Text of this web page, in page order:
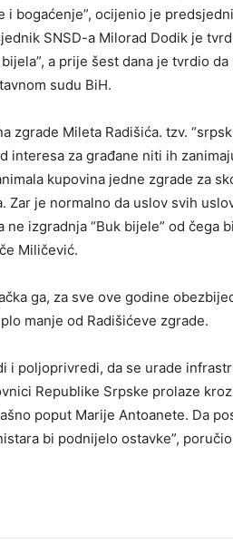
bogaćenje”, ocijenio je
SNSD-a Milorad Dodik je
a prije šest dana je tvrdio
sudu BiH.
zgrade Mileta Radišića. tzv.
za građane niti ih
kupovina jedne zgrade za
Zar je normalno da uslov svih
izgradnja “Buk bijele” od čega
Miličević.
ga, za sve ove godine
manje od Radišićeve zgrade.
i poljoprivredi, da se urade
Republike Srpske prolaze
poput Marije Antoanete. Da
bi podnijelo ostavke”,